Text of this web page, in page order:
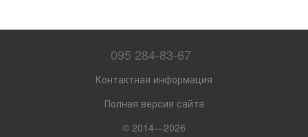
095 284-83-67
Контактная информация
Полная версия сайта
© 2014—2026